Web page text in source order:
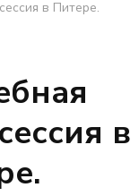
в Питере.
в